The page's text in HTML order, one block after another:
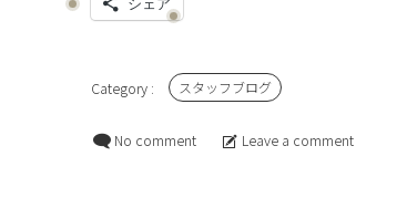
スタッフブログ
No comment Leave a comment